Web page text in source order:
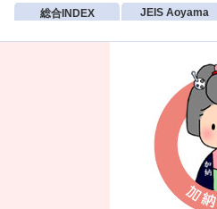
総合INDEX JEIS Aoyama